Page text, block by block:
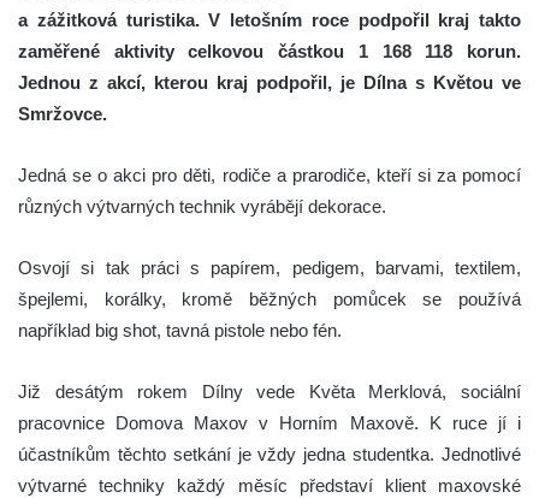
a zážitková turistika. V letošním roce podpořil kraj takto
zaměřené aktivity celkovou částkou 1 168 118 korun.
Jednou z akcí, kterou kraj podpořil, je Dílna s Květou ve
Smržovce.
Jedná se o akci pro děti, rodiče a prarodiče, kteří si za pomocí
různých výtvarných technik vyrábějí dekorace.
Osvojí si tak práci s papírem, pedigem, barvami, textilem,
špejlemi, korálky, kromě běžných pomůcek se používá
například big shot, tavná pistole nebo fén.
Již desátým rokem Dílny vede Květa Merklová, sociální
pracovnice Domova Maxov v Horním Maxově. K ruce jí i
účastníkům těchto setkání je vždy jedna studentka. Jednotlivé
výtvarné techniky každý měsíc představí klient maxovské